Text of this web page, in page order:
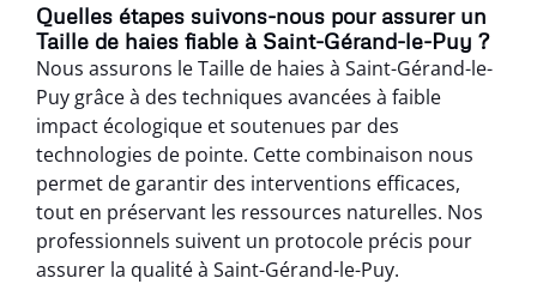
Quelles étapes suivons-nous pour assurer un
Taille de haies fiable à Saint-Gérand-le-Puy ?
Nous assurons le Taille de haies à Saint-Gérand-le-
Puy grâce à des techniques avancées à faible
impact écologique et soutenues par des
technologies de pointe. Cette combinaison nous
permet de garantir des interventions efficaces,
tout en préservant les ressources naturelles. Nos
professionnels suivent un protocole précis pour
assurer la qualité à Saint-Gérand-le-Puy.